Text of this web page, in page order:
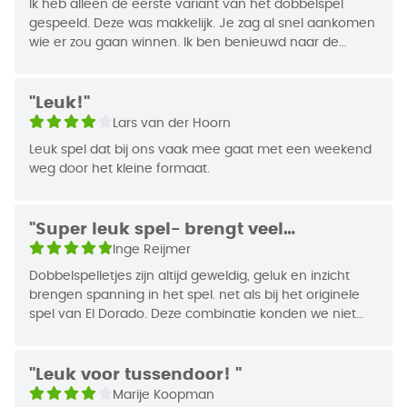
bordspel.
• Compacte verpakking maakt het ook geschikt
Wie speelt er De Zoektocht naar El Dorado:
Dobbelavontuur?
Al jaren strijden jong en oud om als eerste El
Dorado te bereiken en met dit dobbelavontuur
maar zeker niet minder leuk gemaakt! Wil je jouw
spel het liefst overal mee naartoe nemen, of hou jij
maken? Heb jij een hart voor avontuur en mysterie
en wil je alles te weten komen over de ware
een nieuwe belevenis!
Ik heb alleen de eerste variant van het dobbelspel
gespeeld. Deze was makkelijk. Je zag al snel aankomen
wie er zou gaan winnen. Ik ben benieuwd naar de
"Leuk!"
Lars van der Hoorn
Leuk spel dat bij ons vaak mee gaat met een weekend
weg door het kleine formaat.
"Super leuk spel- brengt veel
gezelligheid"Inge Reijmer
Dobbelspelletjes zijn altijd geweldig, geluk en inzicht
brengen spanning in het spel. net als bij het originele
spel van El Dorado. Deze combinatie konden we niet
al meerdere keren het spel gespeeld
"Leuk voor tussendoor! "
Marije Koopman